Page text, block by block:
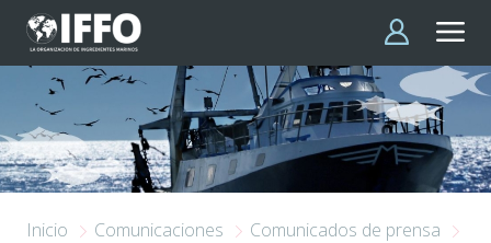
Pasar al contenido principal
Inicio Comunicaciones
Comunicados de prensa